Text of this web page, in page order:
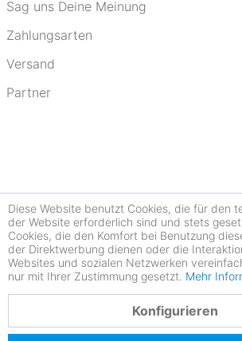
Sag uns Deine Meinung
Zahlungsarten
Versand
Partner
Diese Website benutzt Cookies, die für den
der Website erforderlich sind und stets
Cookies, die den Komfort bei Benutzung
der Direktwerbung dienen oder die
Websites und sozialen Netzwerken
nur mit Ihrer Zustimmung gesetzt. Mehr
Konfigurieren